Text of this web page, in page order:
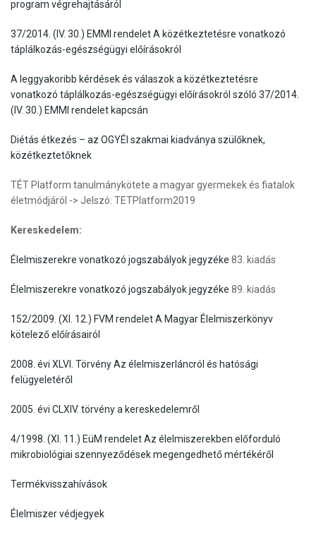
program végrehajtásáról
37/2014. (IV. 30.) EMMI rendelet A közétkeztetésre vonatkozó
táplálkozás-egészségügyi előírásokról
A leggyakoribb kérdések és válaszok a közétkeztetésre
vonatkozó táplálkozás-egészségügyi előírásokról szóló 37/2014.
(IV. 30.) EMMI rendelet kapcsán
Diétás étkezés – az OGYÉI szakmai kiadványa szülőknek,
közétkeztetőknek
TÉT Platform tanulmánykötete a magyar gyermekek és fiatalok
életmódjáról -> Jelszó: TETPlatform2019
Kereskedelem:
Élelmiszerekre vonatkozó jogszabályok jegyzéke 83. kiadás
Élelmiszerekre vonatkozó jogszabályok jegyzéke 89. kiadás
152/2009. (XI. 12.) FVM rendelet A Magyar Élelmiszerkönyv
kötelező előírásairól
2008. évi XLVI. Törvény Az élelmiszerláncról és hatósági
felügyeletéről
2005. évi CLXIV. törvény a kereskedelemről
4/1998. (XI. 11.) EüM rendelet Az élelmiszerekben előforduló
mikrobiológiai szennyeződések megengedhető mértékéről
Termékvisszahívások
Élelmiszer védjegyek